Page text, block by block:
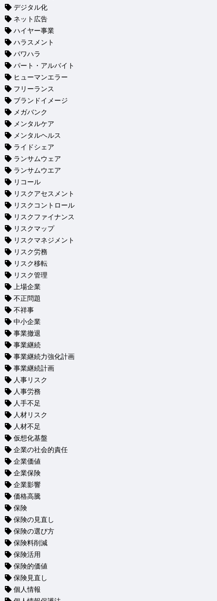
デジタル化
ネット広告
ハイヤー事業
ハラスメント
パワハラ
パート・アルバイト
ヒューマンエラー
フリーランス
ブランドイメージ
メガバンク
メンタルケア
メンタルヘルス
ライドシェア
ランサムウェア
ランサムウエア
リコール
リスクアセスメント
リスクコントロール
リスクファイナンス
リスクマップ
リスクマネジメント
リスク労務
リスク移転
リスク管理
上場企業
不正問題
不祥事
中小企業
事業撤退
事業継続
事業継続力強化計画
事業継続計画
人事リスク
人事労務
人手不足
人材リスク
人材不足
仮想化基盤
企業の社会的責任
企業価値
企業保険
企業影響
価格高騰
保険
保険の見直し
保険の選び方
保険料削減
保険活用
保険的価値
保険見直し
個人情報